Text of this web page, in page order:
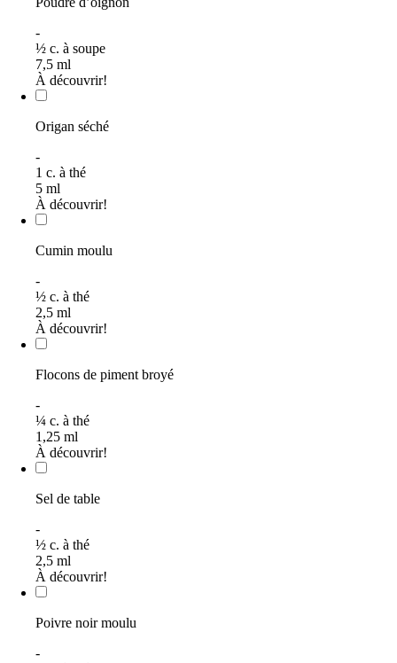
-
½ c. à soupe
7,5 ml
À découvrir!
Origan séché
-
1 c. à thé
5 ml
À découvrir!
Cumin moulu
-
½ c. à thé
2,5 ml
À découvrir!
Flocons de piment broyé
-
¼ c. à thé
1,25 ml
À découvrir!
Sel de table
-
½ c. à thé
2,5 ml
À découvrir!
Poivre noir moulu
-